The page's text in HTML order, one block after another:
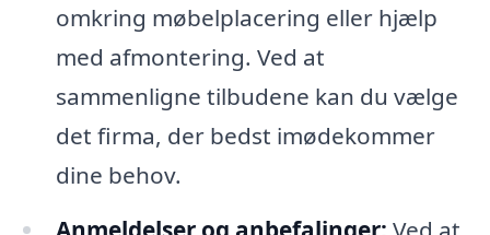
omkring møbelplacering eller hjælp
med afmontering. Ved at
sammenligne tilbudene kan du vælge
det firma, der bedst imødekommer
dine behov.